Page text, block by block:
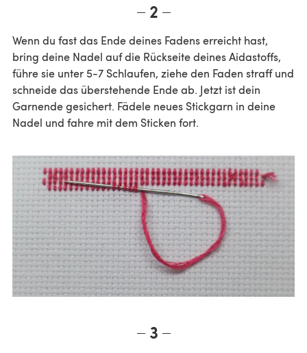
2
Wenn du fast das Ende deines Fadens erreicht hast,
bring deine Nadel auf die Rückseite deines Aidastoffs,
führe sie unter 5-7 Schlaufen, ziehe den Faden straff und
schneide das überstehende Ende ab. Jetzt ist dein
Garnende gesichert. Fädele neues Stickgarn in deine
Nadel und fahre mit dem Sticken fort.
3